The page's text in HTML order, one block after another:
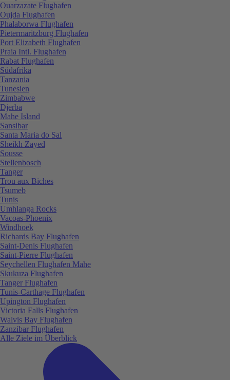
Ouarzazate Flughafen
Oujda Flughafen
Phalaborwa Flughafen
Pietermaritzburg Flughafen
Port Elizabeth Flughafen
Praia Intl. Flughafen
Rabat Flughafen
Südafrika
Tanzania
Tunesien
Zimbabwe
Djerba
Mahe Island
Sansibar
Santa Maria do Sal
Sheikh Zayed
Sousse
Stellenbosch
Tanger
Trou aux Biches
Tsumeb
Tunis
Umhlanga Rocks
Vacoas-Phoenix
Windhoek
Richards Bay Flughafen
Saint-Denis Flughafen
Saint-Pierre Flughafen
Seychellen Flughafen Mahe
Skukuza Flughafen
Tanger Flughafen
Tunis-Carthage Flughafen
Upington Flughafen
Victoria Falls Flughafen
Walvis Bay Flughafen
Zanzibar Flughafen
Alle Ziele im Überblick